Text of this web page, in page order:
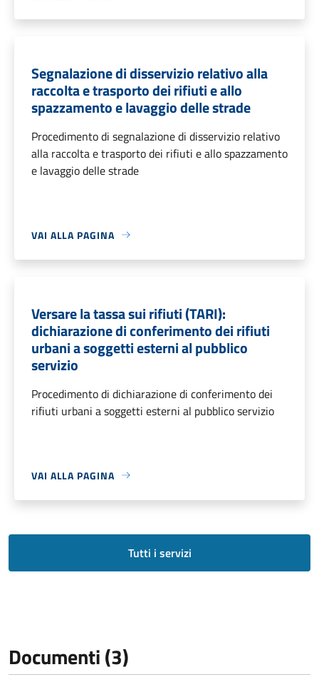
Segnalazione di disservizio relativo alla
raccolta e trasporto dei rifiuti e allo
spazzamento e lavaggio delle strade
Procedimento di segnalazione di disservizio relativo
alla raccolta e trasporto dei rifiuti e allo spazzamento
e lavaggio delle strade
VAI ALLA PAGINA
Versare la tassa sui rifiuti (TARI):
dichiarazione di conferimento dei rifiuti
urbani a soggetti esterni al pubblico
servizio
Procedimento di dichiarazione di conferimento dei
rifiuti urbani a soggetti esterni al pubblico servizio
VAI ALLA PAGINA
Tutti i servizi
Documenti (3)